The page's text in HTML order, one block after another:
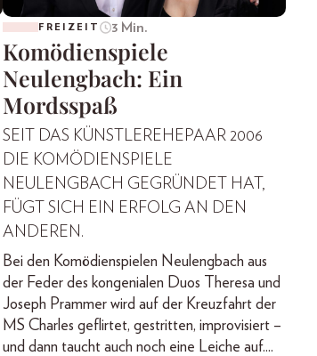
FREIZEIT 3 Min.
Komödienspiele
Neulengbach: Ein
Mordsspaß
SEIT DAS KÜNSTLEREHEPAAR 2006
DIE KOMÖDIENSPIELE
NEULENGBACH GEGRÜNDET HAT,
FÜGT SICH EIN ERFOLG AN DEN
ANDEREN.
Bei den Komödienspielen Neulengbach aus
der Feder des kongenialen Duos Theresa und
Joseph Prammer wird auf der Kreuzfahrt der
MS Charles geflirtet, gestritten, improvisiert –
und dann taucht auch noch eine Leiche auf....